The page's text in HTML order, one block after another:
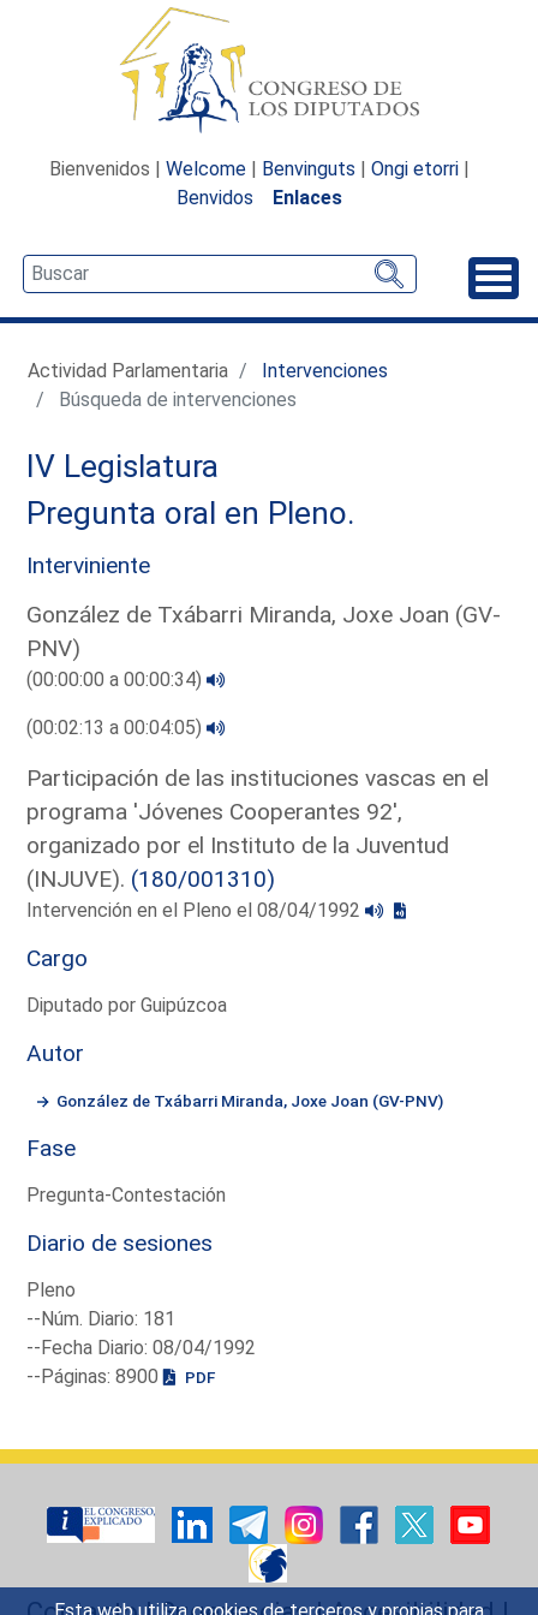
Bienvenidos | Welcome | Benvinguts | Ongi etorri |
Benvidos
Enlaces
Actividad Parlamentaria
Intervenciones
Búsqueda de intervenciones
IV Legislatura
Pregunta oral en Pleno.
Interviniente
González de Txábarri Miranda, Joxe Joan (GV-
PNV)
(00:00:00 a 00:00:34)
(00:02:13 a 00:04:05)
Participación de las instituciones vascas en el
programa 'Jóvenes Cooperantes 92',
organizado por el Instituto de la Juventud
(INJUVE). (180/001310)
Intervención en el Pleno el 08/04/1992
Cargo
Diputado por Guipúzcoa
Autor
González de Txábarri Miranda, Joxe Joan (GV-PNV)
Fase
Pregunta-Contestación
Diario de sesiones
Pleno
--Núm. Diario: 181
--Fecha Diario: 08/04/1992
--Páginas: 8900
PDF